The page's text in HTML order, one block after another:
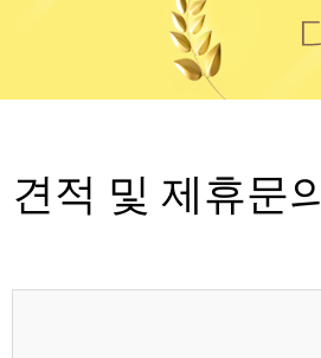
견적 및 제휴문의